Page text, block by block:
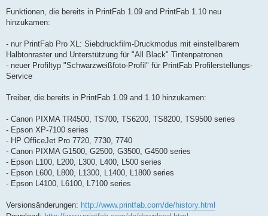
Funktionen, die bereits in PrintFab 1.09 and PrintFab 1.10 neu
hinzukamen:
- nur PrintFab Pro XL: Siebdruckfilm-Druckmodus mit einstellbarem
Halbtonraster und Unterstützung für "All Black" Tintenpatronen
- neuer Profiltyp "Schwarzweißfoto-Profil" für PrintFab Profilerstellungs-
Service
Treiber, die bereits in PrintFab 1.09 and 1.10 hinzukamen:
- Canon PIXMA TR4500, TS700, TS6200, TS8200, TS9500 series
- Epson XP-7100 series
- HP OfficeJet Pro 7720, 7730, 7740
- Canon PIXMA G1500, G2500, G3500, G4500 series
- Epson L100, L200, L300, L400, L500 series
- Epson L600, L800, L1300, L1400, L1800 series
- Epson L4100, L6100, L7100 series
Versionsänderungen: http://www.printfab.com/de/history.html